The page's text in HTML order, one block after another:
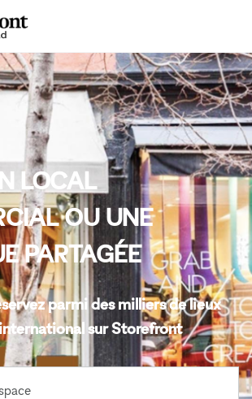
LOCAL
OU UNE
PARTAGÉE
parmi des milliers de lieux
sur Storefront